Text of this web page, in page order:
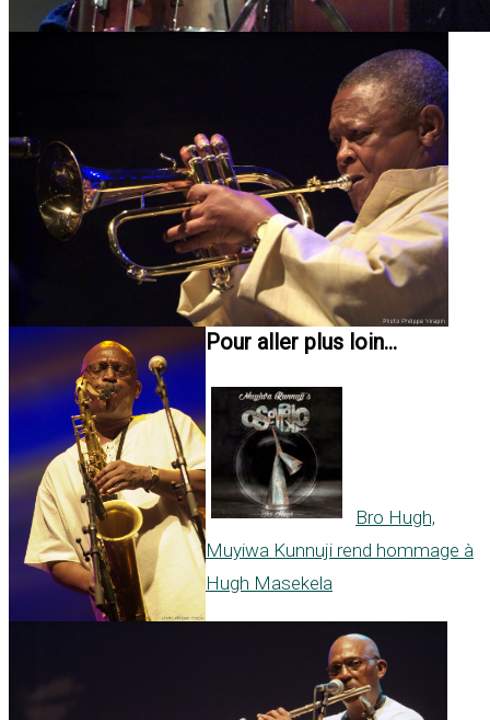
Pour aller plus loin...
Bro Hugh,
Muyiwa Kunnuji rend hommage à
Hugh Masekela